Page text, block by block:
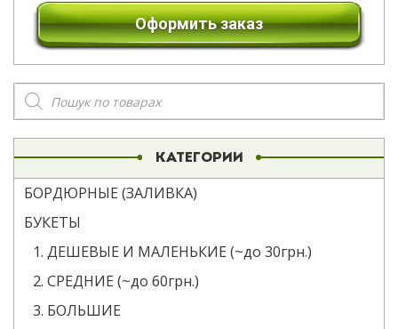
Оформить заказ
Поиск
товаров
КАТЕГОРИИ
БОРДЮРНЫЕ (ЗАЛИВКА)
БУКЕТЫ
1. ДЕШЕВЫЕ И МАЛЕНЬКИЕ (~до 30грн.)
2. СРЕДНИЕ (~до 60грн.)
3. БОЛЬШИЕ